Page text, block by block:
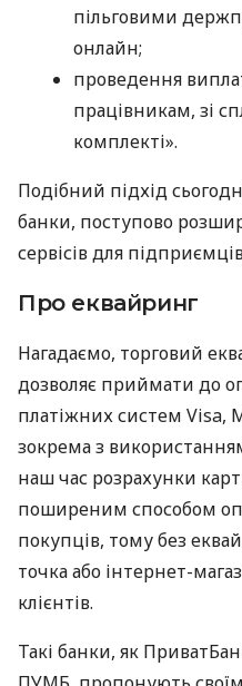
пільговими
онлайн;
проведення
працівникам, зі
комплекті».
Подібний підхід
банки, поступово
сервісів для
Про еквайринг
Нагадаємо, торговий
дозволяє приймати до
платіжних систем Visa,
зокрема з
наш час розрахунки
поширеним способом
покупців, тому без
точка або інтернет-
клієнтів.
Такі банки, як